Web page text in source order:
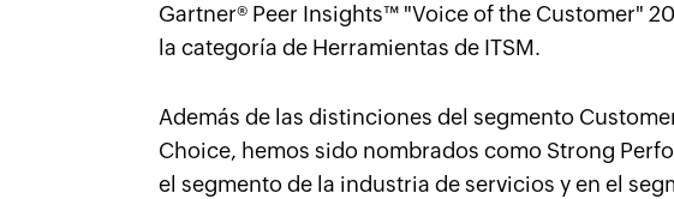
Gartner® Peer Insights™ "Voice of the Customer"
la categoría de Herramientas de ITSM.
Además de las distinciones del segmento
Choice, hemos sido nombrados como Strong
el segmento de la industria de servicios y en el